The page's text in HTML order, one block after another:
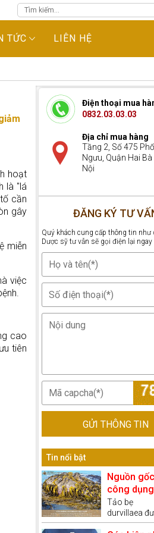
TỨC LIÊN HỆ
hoạt
là "lá
cần
gây
miễn
việc
cao
tiên
Điện thoại mua
0832.03.03.03
Địa chỉ mua hàng
Tầng 2, Số 475
Ngưu, Quận Hai
Nội
ĐĂNG KÝ TƯ
Quý khách cung cấp thông tin như
Dược sỹ tư vẫn sẽ gọi điện lại ngay
GỬI THÔNG TIN
Tin nổi bật
Nguồn
công
nâu
Tảo bẹ
durvillaea
thấy ở bờ